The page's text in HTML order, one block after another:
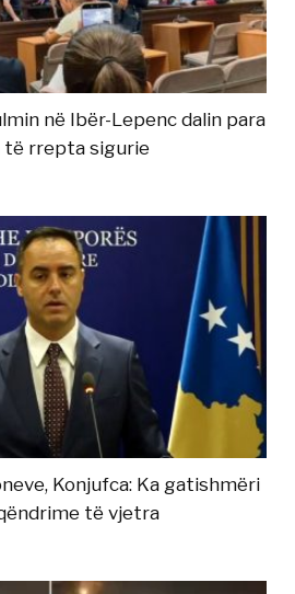
në Ibër-Lepenc dalin para
të rrepta sigurie
Konjufca: Ka gatishmëri
të vjetra